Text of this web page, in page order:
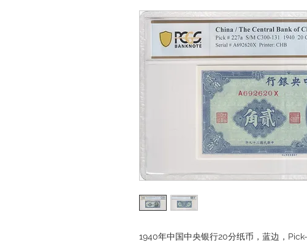
1940年中国中央银行20分纸币，蓝边，